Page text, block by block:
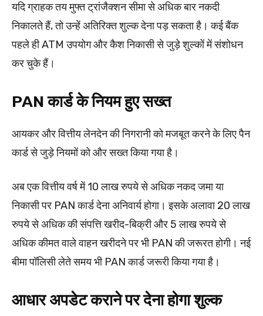
यदि ग्राहक तय मुफ्त ट्रांजैक्शन सीमा से अधिक बार नकदी
निकालते हैं, तो उन्हें अतिरिक्त शुल्क देना पड़ सकता है। कई बैंक
पहले ही ATM उपयोग और कैश निकासी से जुड़े शुल्कों में संशोधन
कर चुके हैं।
PAN कार्ड के नियम हुए सख्त
आयकर और वित्तीय लेनदेन की निगरानी को मजबूत करने के लिए पैन
कार्ड से जुड़े नियमों को और सख्त किया गया है।
अब एक वित्तीय वर्ष में 10 लाख रुपये से अधिक नकद जमा या
निकासी पर PAN कार्ड देना अनिवार्य होगा। इसके अलावा 20 लाख
रुपये से अधिक की संपत्ति खरीद-बिक्री और 5 लाख रुपये से
अधिक कीमत वाले वाहन खरीदने पर भी PAN की जरूरत होगी। नई
बीमा पॉलिसी लेते समय भी PAN कार्ड जरूरी किया गया है।
आधार अपडेट कराने पर देना होगा शुल्क